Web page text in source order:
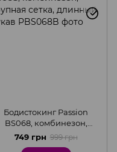
Бодистокинг Passion
BS068, комбинезон,
крупная сетка, длинный
рукав, Black, S-L
749 грн 999 грн